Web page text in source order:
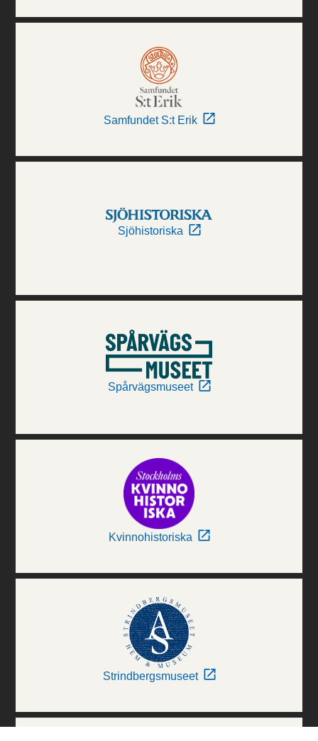
Samfundet S:t Erik
Sjöhistoriska
Spårvägsmuseet
Kvinnohistoriska
Strindbergsmuseet